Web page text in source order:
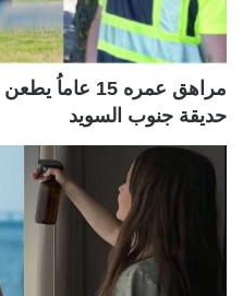
مراهق عمره
حديقة جنوب السويد